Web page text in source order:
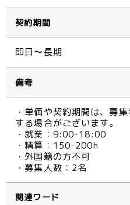
契約期間
即日〜長期
備考
・単価や契約期間は、募
する場合がございます。
・就業：9:00-18:00
・精算：150-200h
・外国籍の方不可
・募集人数：2名
関連ワード